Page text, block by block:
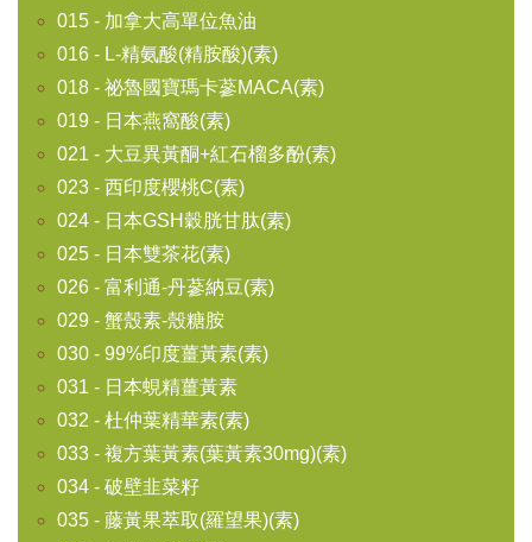
015 - 加拿大高單位魚油
016 - L-精氨酸(精胺酸)(素)
018 - 祕魯國寶瑪卡蔘MACA(素)
019 - 日本燕窩酸(素)
021 - 大豆異黃酮+紅石榴多酚(素)
023 - 西印度櫻桃C(素)
024 - 日本GSH穀胱甘肽(素)
025 - 日本雙茶花(素)
026 - 富利通-丹蔘納豆(素)
029 - 蟹殼素-殼糖胺
030 - 99%印度薑黃素(素)
031 - 日本蜆精薑黃素
032 - 杜仲葉精華素(素)
033 - 複方葉黃素(葉黃素30mg)(素)
034 - 破壁韭菜籽
035 - 藤黃果萃取(羅望果)(素)